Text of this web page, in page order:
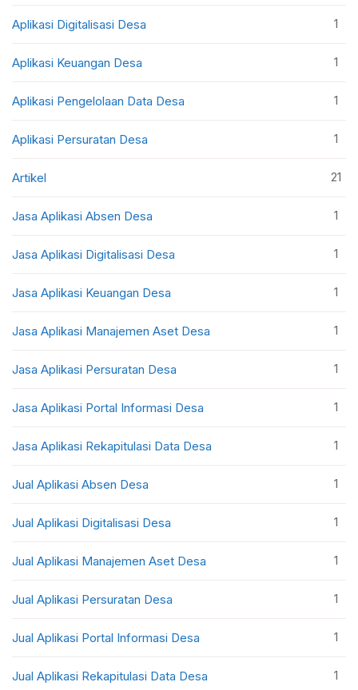
Aplikasi Digitalisasi Desa 1
Aplikasi Keuangan Desa 1
Aplikasi Pengelolaan Data Desa 1
Aplikasi Persuratan Desa 1
Artikel 21
Jasa Aplikasi Absen Desa 1
Jasa Aplikasi Digitalisasi Desa 1
Jasa Aplikasi Keuangan Desa 1
Jasa Aplikasi Manajemen Aset Desa 1
Jasa Aplikasi Persuratan Desa 1
Jasa Aplikasi Portal Informasi Desa 1
Jasa Aplikasi Rekapitulasi Data Desa 1
Jual Aplikasi Absen Desa 1
Jual Aplikasi Digitalisasi Desa 1
Jual Aplikasi Manajemen Aset Desa 1
Jual Aplikasi Persuratan Desa 1
Jual Aplikasi Portal Informasi Desa 1
Jual Aplikasi Rekapitulasi Data Desa 1